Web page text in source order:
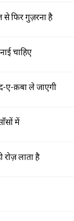
फिर गुज़रना है
चाहिए
ए-क़बा ले जाएगी
में
रोज़ लाता है